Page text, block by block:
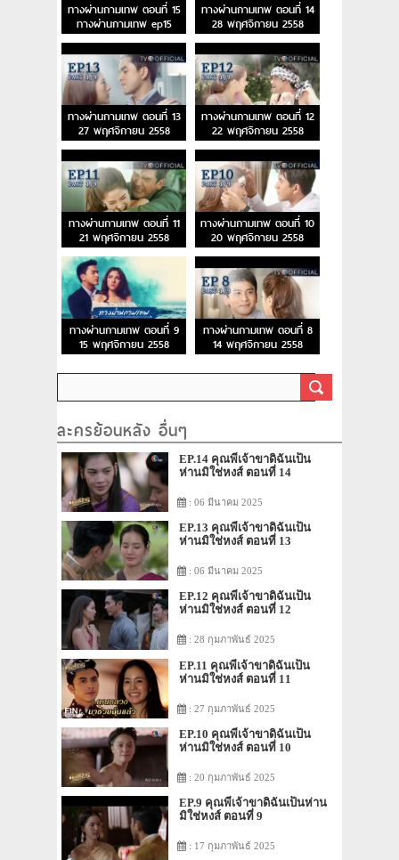
ทางผ่านกามเทพ ตอนที่ 15
ทางผ่านกามเทพ ep15
ทางผ่านกามเทพ ตอนที่ 14
28 พฤศจิกายน 2558
ทางผ่านกามเทพ ตอนที่ 13
27 พฤศจิกายน 2558
ทางผ่านกามเทพ ตอนที่ 12
22 พฤศจิกายน 2558
ทางผ่านกามเทพ ตอนที่ 11
21 พฤศจิกายน 2558
ทางผ่านกามเทพ ตอนที่ 10
20 พฤศจิกายน 2558
ทางผ่านกามเทพ ตอนที่ 9
15 พฤศจิกายน 2558
ทางผ่านกามเทพ ตอนที่ 8
14 พฤศจิกายน 2558
ละครย้อนหลัง อื่นๆ
EP.14 คุณพี่เจ้าขาดิฉันเป็น
ห่านมิใช่หงส์ ตอนที่ 14
: 06 มีนาคม 2025
EP.13 คุณพี่เจ้าขาดิฉันเป็น
ห่านมิใช่หงส์ ตอนที่ 13
: 06 มีนาคม 2025
EP.12 คุณพี่เจ้าขาดิฉันเป็น
ห่านมิใช่หงส์ ตอนที่ 12
: 28 กุมภาพันธ์ 2025
EP.11 คุณพี่เจ้าขาดิฉันเป็น
ห่านมิใช่หงส์ ตอนที่ 11
: 27 กุมภาพันธ์ 2025
EP.10 คุณพี่เจ้าขาดิฉันเป็น
ห่านมิใช่หงส์ ตอนที่ 10
: 20 กุมภาพันธ์ 2025
EP.9 คุณพี่เจ้าขาดิฉันเป็นห่าน
มิใช่หงส์ ตอนที่ 9
: 17 กุมภาพันธ์ 2025